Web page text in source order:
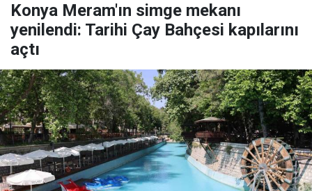
Konya Meram'ın simge mekanı
yenilendi: Tarihi Çay Bahçesi kapılarını
açtı